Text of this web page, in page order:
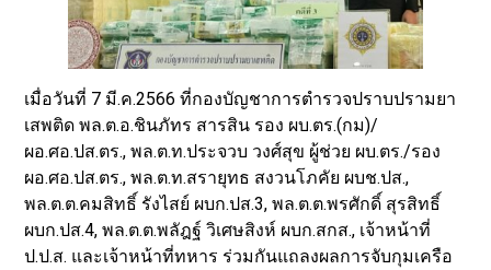
เมื่อวันที่ 7 มี.ค.2566 ที่กองบัญชาการตำรวจปราบปรามยา
เสพติด พล.ต.อ.ชินภัทร สารสิน รอง ผบ.ตร.(กม)/
ผอ.ศอ.ปส.ตร., พล.ต.ท.ประจวบ วงศ์สุข ผู้ช่วย ผบ.ตร./รอง
ผอ.ศอ.ปส.ตร., พล.ต.ท.สรายุทธ สงวนโภคัย ผบช.ปส.,
พล.ต.ต.คมสิทธิ์ รังไสย์ ผบก.ปส.3, พล.ต.ต.พรศักดิ์ สุรสิทธิ์
ผบก.ปส.4, พล.ต.ต.พลัฎฐ์ วิเศษสิงห์ ผบก.สกส., เจ้าหน้าที่
ป.ป.ส. และเจ้าหน้าที่ทหาร ร่วมกันแถลงผลการจับกุมเครือ